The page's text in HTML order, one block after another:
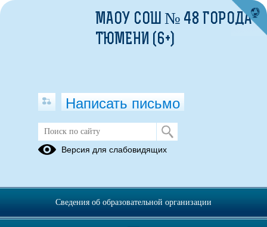
УЧАЩИМСЯ
учебный год
персональных
предметных
дефицитов
МАОУ СОШ № 48 ГОРОДА
ТЮМЕНИ (6+)
Написать письмо
Версия для слабовидящих
Сведения об образовательной организации